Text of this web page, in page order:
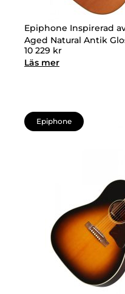
Epiphone Inspirerad
Aged Natural Antik
10 229 kr
Läs mer
Epiphone